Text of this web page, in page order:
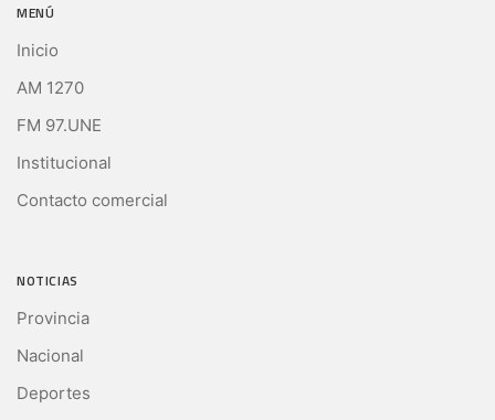
MENÚ
Inicio
AM 1270
FM 97.UNE
Institucional
Contacto comercial
NOTICIAS
Provincia
Nacional
Deportes